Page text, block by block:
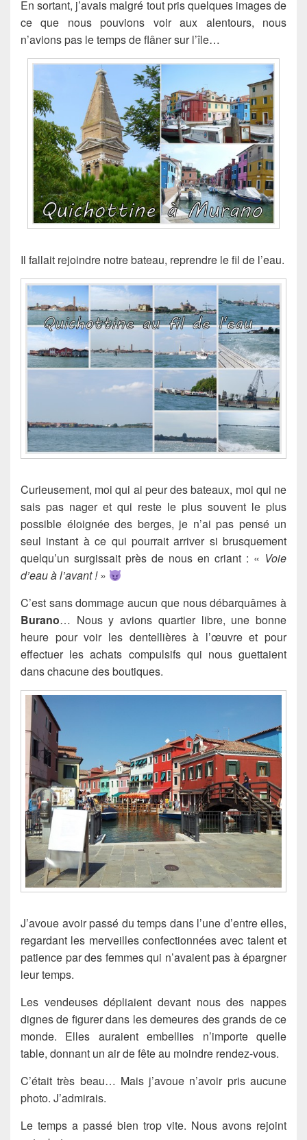
En sortant, j’avais malgré tout pris quelques images de
ce que nous pouvions voir aux alentours, nous
n’avions pas le temps de flâner sur l’île…
Il fallait rejoindre notre bateau, reprendre le fil de l’eau.
Curieusement, moi qui ai peur des bateaux, moi qui ne
sais pas nager et qui reste le plus souvent le plus
possible éloignée des berges, je n’ai pas pensé un
seul instant à ce qui pourrait arriver si brusquement
quelqu’un surgissait près de nous en criant : « Voie
d’eau à l’avant !»
C’est sans dommage aucun que nous débarquâmes à
Burano… Nous y avions quartier libre, une bonne
heure pour voir les dentellières à l’œuvre et pour
effectuer les achats compulsifs qui nous guettaient
dans chacune des boutiques.
J’avoue avoir passé du temps dans l’une d’entre elles,
regardant les merveilles confectionnées avec talent et
patience par des femmes qui n’avaient pas à épargner
leur temps.
Les vendeuses dépliaient devant nous des nappes
dignes de figurer dans les demeures des grands de ce
monde. Elles auraient embellies n’importe quelle
table, donnant un air de fête au moindre rendez-vous.
C’était très beau… Mais j’avoue n’avoir pris aucune
photo. J’admirais.
Le temps a passé bien trop vite. Nous avons rejoint